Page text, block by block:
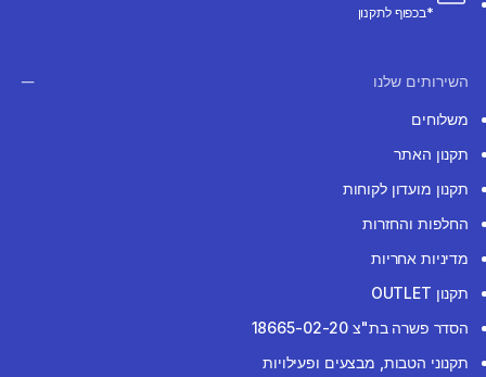
*בכפוף לתקנון
השירותים שלנו
משלוחים
תקנון האתר
תקנון מועדון לקוחות
החלפות והחזרות
מדיניות אחריות
תקנון OUTLET
הסדר פשרה בת"צ 18665-02-20
תקנוני הטבות, מבצעים ופעילויות